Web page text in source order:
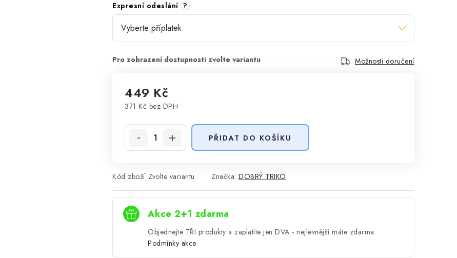
Expresní odeslání ?
Možnosti doručení
449 Kč
371 Kč bez DPH
PŘIDAT DO KOŠÍKU
Kód zboží: Zvolte variantu Značka: DOBRÝ TRIKO
Akce 2+1 zdarma
Objednejte TŘI produkty a zaplatíte jen DVA - nejlevnější máte zdarma.
Podmínky akce